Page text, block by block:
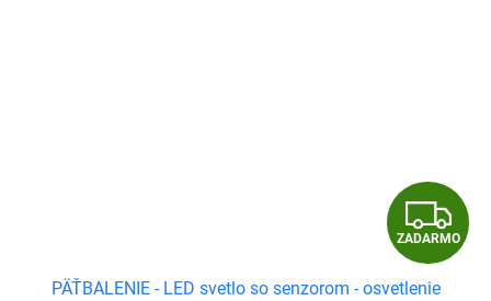
Z
A
ZADARMO
PÄŤBALENIE - LED svetlo so senzorom - osvetlenie